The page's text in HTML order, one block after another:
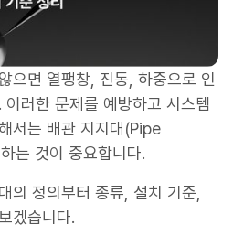
으면 열팽창, 진동, 하중으로 인
러한 문제를 예방하고 시스템
서는 배관 지지대(Pipe
는 것이 중요합니다.
의 정의부터 종류, 설치 기준,
겠습니다.